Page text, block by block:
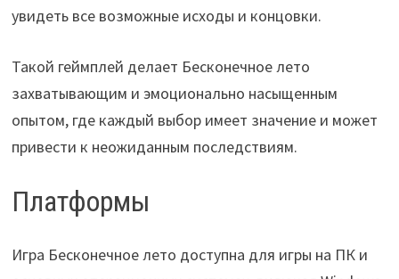
увидеть все возможные исходы и концовки.
Такой геймплей делает Бесконечное лето
захватывающим и эмоционально насыщенным
опытом, где каждый выбор имеет значение и может
привести к неожиданным последствиям.
Платформы
Игра Бесконечное лето доступна для игры на ПК и